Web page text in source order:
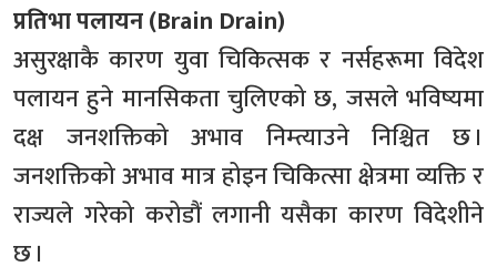
प्रतिभा पलायन (Brain Drain)
असुरक्षाकै कारण युवा चिकित्सक र नर्सहरूमा विदेश
पलायन हुने मानसिकता चुलिएको छ, जसले भविष्यमा
दक्ष जनशक्तिको अभाव निम्त्याउने निश्चित छ ।
जनशक्तिको अभाव मात्र होइन चिकित्सा क्षेत्रमा व्यक्ति र
राज्यले गरेको करोडौं लगानी यसैका कारण विदेशीने
छ ।